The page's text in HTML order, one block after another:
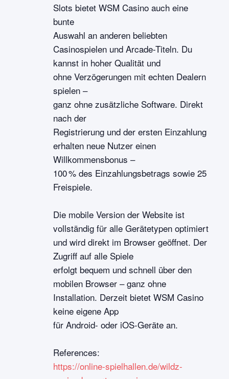
Slots bietet WSM Casino auch eine
bunte
Auswahl an anderen beliebten
Casinospielen und Arcade-Titeln. Du
kannst in hoher Qualität und
ohne Verzögerungen mit echten Dealern
spielen –
ganz ohne zusätzliche Software. Direkt
nach der
Registrierung und der ersten Einzahlung
erhalten neue Nutzer einen
Willkommensbonus –
100 % des Einzahlungsbetrags sowie 25
Freispiele.
Die mobile Version der Website ist
vollständig für alle Gerätetypen optimiert
und wird direkt im Browser geöffnet. Der
Zugriff auf alle Spiele
erfolgt bequem und schnell über den
mobilen Browser – ganz ohne
Installation. Derzeit bietet WSM Casino
keine eigene App
für Android- oder iOS-Geräte an.
References:
https://online-spielhallen.de/wildz-